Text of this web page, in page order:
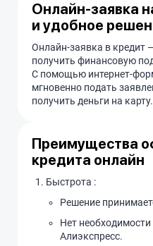
Онлайн-заявка
и удобное
Онлайн-заявка в кредит
получить финансовую
С помощью интернет-
мгновенно подать
получить деньги на карту.
Преимущества
кредита онлайн
Быстрота :
Решение
Нет
Алиэкспресс.